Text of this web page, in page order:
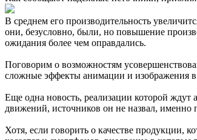
В среднем его производительность
они, безусловно, были, но повышение
ожидания более чем оправдались.
Поговорим о возможностям
сложные эффекты анимации и изображения в
Еще одна новость, реализации которой
движений, источников он не назвал, именно
Хотя, если говорить о качестве продукции,